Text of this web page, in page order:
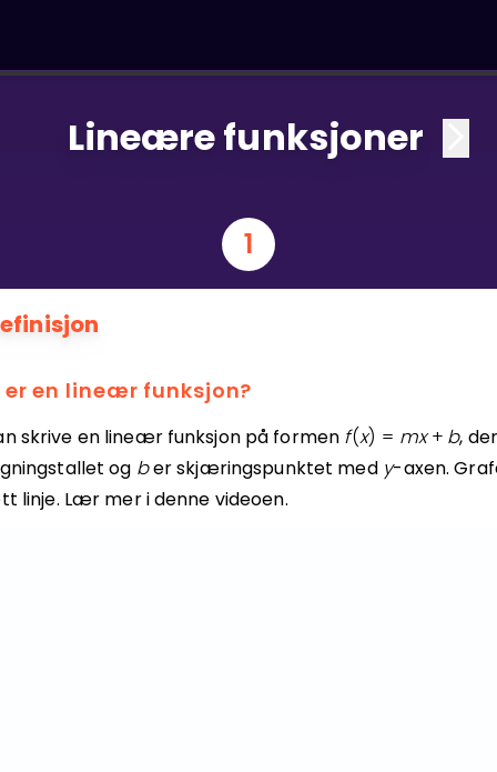
Lineære funksjoner
1
er en lineær funksjon?
skrive en lineær funksjon på formen f(x) = mx + b,
og ber skjæringspunktet med y-axen.
linje. Lær mer i denne videoen.